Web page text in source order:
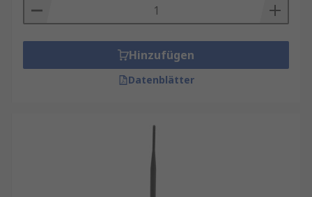
Hinzufügen
Datenblätter